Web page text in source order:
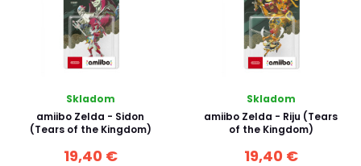
Skladom
amiibo Zelda - Sidon
(Tears of the Kingdom)
19,40 €
Skladom
amiibo Zelda - Riju (Tears
of the Kingdom)
19,40 €